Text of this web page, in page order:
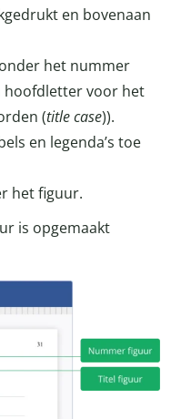
en bovenaan
het nummer
hoofdletter voor het
(title case)).
en legenda’s toe
het figuur.
is opgemaakt